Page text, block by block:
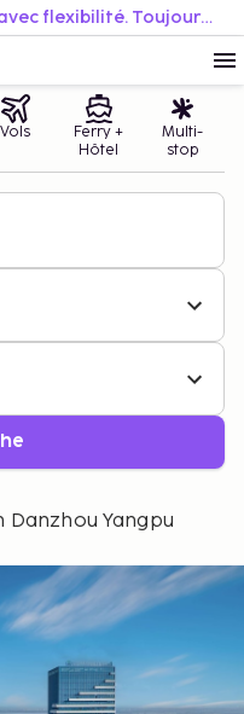
Réservez facilement. Voyagez avec flexibilité. Toujours au meilleur prix.
Vols
Ferry +
Hôtel
Multi-
stop
Danzhou Yangpu